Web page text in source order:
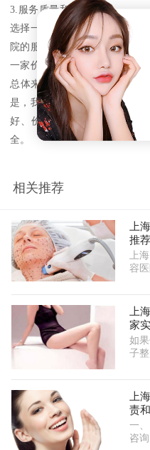
3.服务质量和价格
选择一家服务质量好的整形医
院的服务项目和服务质量来判
一家价格合理的整形医院。
总体来说，在上海，有很多
是，我们需要选择一家有资质
好、价格合理的整形医院。
全。
相关推荐
上
推荐
上
容
上
家
如
子
上
责
一
咨